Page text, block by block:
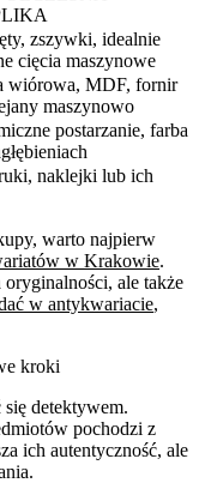
zszywki, idealnie
cięcia maszynowe
wiórowa, MDF, fornir
maszynowo
postarzanie, farba
naklejki lub ich
warto najpierw
w Krakowie.
ale także
w antykwariacie,
kroki
detektywem.
pochodzi z
ich autentyczność, ale